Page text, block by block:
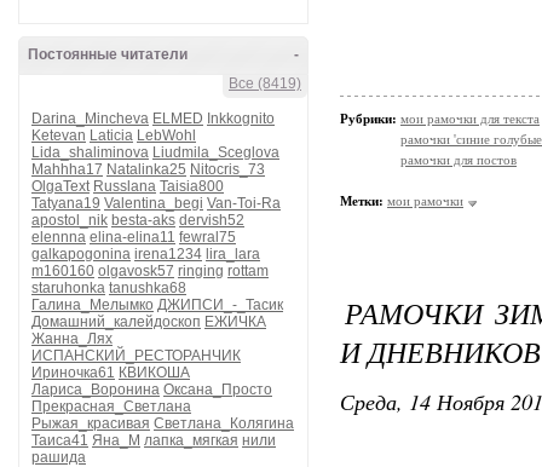
-
Постоянные читатели
Все (8419)
Darina_Mincheva ELMED Inkkognito
Ketevan Laticia LebWohl
Lida_shaliminova Liudmila_Sceglova
Mahhha17 Natalinka25 Nitocris_73
OlgaText Russlana Taisia800
Tatyana19 Valentina_begi Van-Toi-Ra
apostol_nik besta-aks dervish52
elennna elina-elina11 fewral75
galkapogonina irena1234 lira_lara
m160160 olgavosk57 ringing rottam
staruhonka tanushka68
Галина_Мелымко ДЖИПСИ_-_Тасик
Домашний_калейдоскоп ЕЖИЧКА
Жанна_Лях
ИСПАНСКИЙ_РЕСТОРАНЧИК
Ириночка61 КВИКОША
Лариса_Воронина Оксана_Просто
Прекрасная_Светлана
Рыжая_красивая Светлана_Колягина
Таиса41 Яна_М лапка_мягкая нили
рашида
Рубрики: мои рамочки для текста
рамочки 'синие
рамочки для постов
Метки: мои рамочки
РАМОЧКИ
И ДНЕВНИКОВ
Среда, 14 Ноября